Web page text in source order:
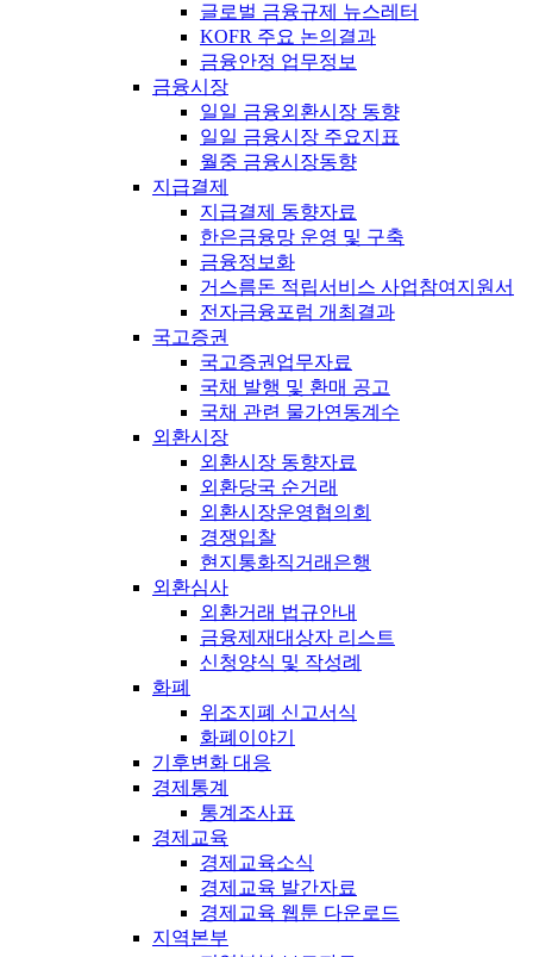
글로벌 금융규제 뉴스레터
KOFR 주요 논의결과
금융안정 업무정보
금융시장
일일 금융외환시장 동향
일일 금융시장 주요지표
월중 금융시장동향
지급결제
지급결제 동향자료
한은금융망 운영 및 구축
금융정보화
거스름돈 적립서비스 사업참여지원서
전자금융포럼 개최결과
국고증권
국고증권업무자료
국채 발행 및 환매 공고
국채 관련 물가연동계수
외환시장
외환시장 동향자료
외환당국 순거래
외환시장운영협의회
경쟁입찰
현지통화직거래은행
외환심사
외환거래 법규안내
금융제재대상자 리스트
신청양식 및 작성례
화폐
위조지폐 신고서식
화폐이야기
기후변화 대응
경제통계
통계조사표
경제교육
경제교육소식
경제교육 발간자료
경제교육 웹툰 다운로드
지역본부